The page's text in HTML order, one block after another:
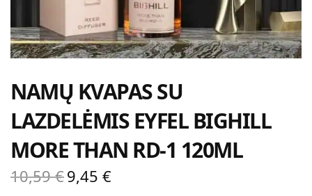
NAMŲ KVAPAS SU
LAZDELĖMIS EYFEL BIGHILL
MORE THAN RD-1 120ML
10,59€ Original
9,45€